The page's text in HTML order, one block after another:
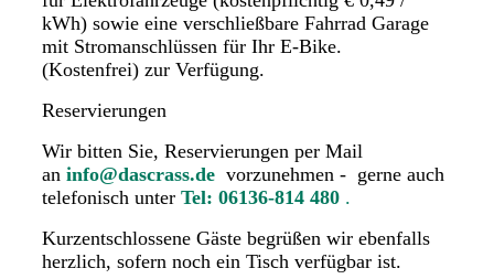
kWh) sowie eine verschließbare Fahrrad Garage
mit Stromanschlüssen für Ihr E-Bike.
(Kostenfrei)zur Verfügung.
Reservierungen
Wir bitten Sie, Reservierungen per Mail
an info@dascrass.de vorzunehmen - gerne auch
telefonisch unter Tel: 06136-814 480 .
Kurzentschlossene Gäste begrüßen wir ebenfalls
herzlich, sofern noch ein Tisch verfügbar ist.